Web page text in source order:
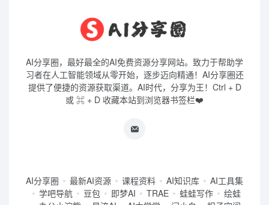
AI分享圈，最好最全的AI免费资源分享网站。致力于帮助学
习者在人工智能领域从零开始，逐步迈向精通！AI分享圈还
提供了便捷的资源获取渠道。AI时代，分享为王！Ctrl + D
或 ⌘ + D 收藏本站到浏览器书签栏❤️
AI分享圈 最新AI资源 课程资料 AI知识库
AI工具集
学吧导航
豆包 即梦AI TRAE 蛙蛙写作
绘蛙